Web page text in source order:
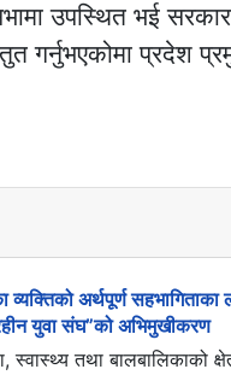
उपस्थित भई
गर्नुभएकोमा प्रदेश
अर्थपूर्ण सहभागिताका
युवा संघ”को अभिमुखीकरण
स्वास्थ्य तथा बालबालिकाको